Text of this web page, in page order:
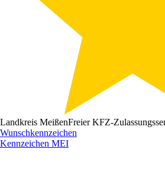
Landkreis MeißenFreier KFZ-
Wunschkennzeichen
Kennzeichen MEI